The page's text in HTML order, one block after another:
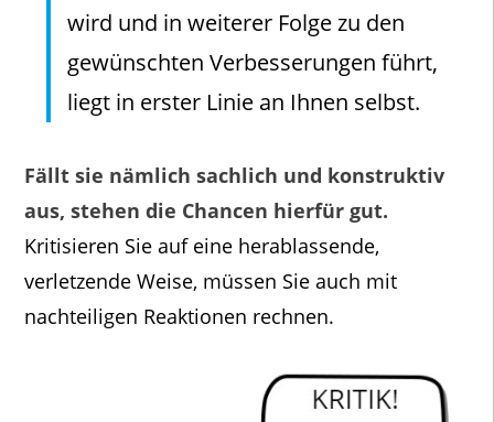
wird und in weiterer Folge zu den
gewünschten Verbesserungen führt,
liegt in erster Linie an Ihnen selbst.
Fällt sie nämlich sachlich und konstruktiv
aus, stehen die Chancen hierfür gut.
Kritisieren Sie auf eine herablassende,
verletzende Weise, müssen Sie auch mit
nachteiligen Reaktionen rechnen.